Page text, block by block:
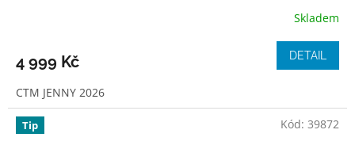
Skladem
4 999 Kč DETAIL
CTM JENNY 2026
Tip Kód: 39872